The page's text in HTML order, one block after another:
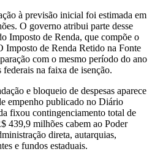
à previsão inicial foi estimada em
O governo atribui parte desse
Imposto de Renda, que compõe o
Imposto de Renda Retido na Fonte
com o mesmo período do ano
na faixa de isenção.
e bloqueio de despesas aparece
empenho publicado no Diário
fixou contingenciamento total de
439,9 milhões cabem ao Poder
direta, autarquias,
e fundos estaduais.